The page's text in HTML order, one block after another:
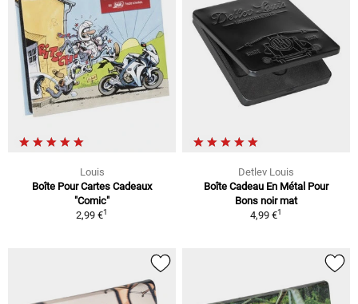
Louis
Boîte Pour Cartes Cadeaux
"Comic"
2,99 €1
Detlev Louis
Boîte Cadeau En Métal Pour
Bons noir mat
4,99 €1